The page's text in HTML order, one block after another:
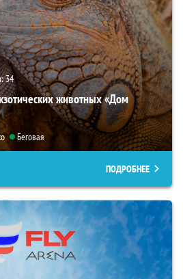
34
животных «Дом
Беговая
ПОДРОБНЕЕ